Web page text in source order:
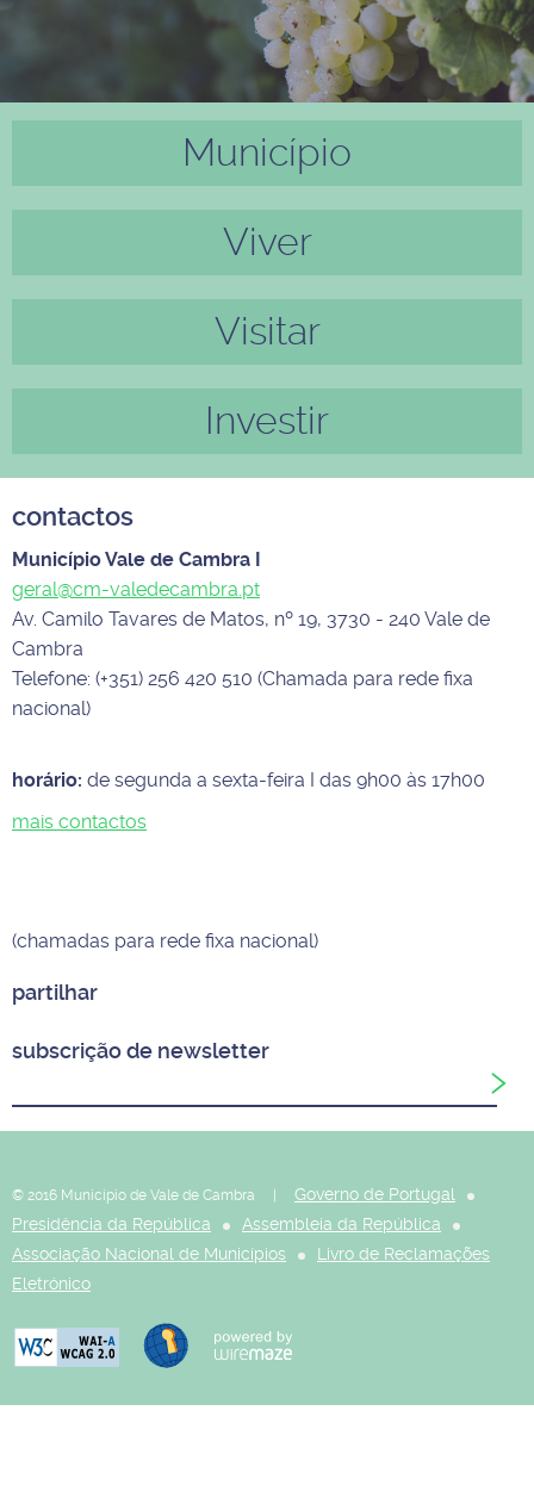
Município
Viver
Visitar
Investir
contactos
Município Vale de Cambra I
geral@cm-valedecambra.pt
Av. Camilo Tavares de Matos, nº 19, 3730 - 240 Vale de
Cambra
Telefone: (+351) 256 420 510 (Chamada para rede fixa
nacional)
horário: de segunda a sexta-feira I das 9h00 às 17h00
mais contactos
(chamadas para rede fixa nacional)
partilhar
subscrição de newsletter
© 2016 Município de Vale de Cambra |
Governo de Portugal
Presidência da República
Assembleia da República
Associação Nacional de Municípios
Livro de Reclamações
Eletrónico